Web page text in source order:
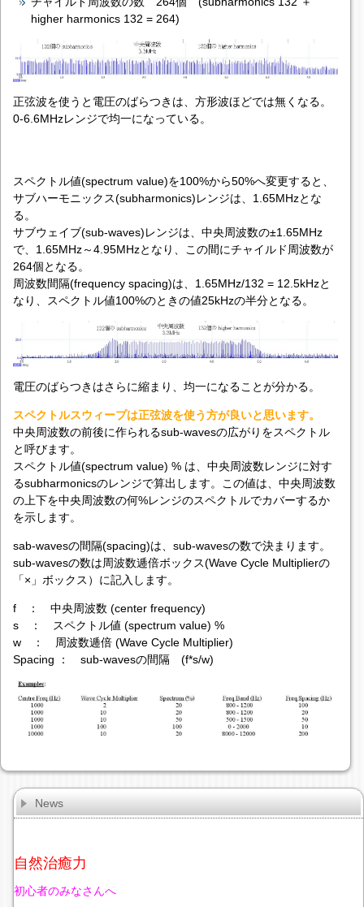
higher harmonics 132 = 264)
正弦波を使うと電圧のばらつきは、方形波ほどでは無くなる。
0-6.6MHzレンジで均一になっている。
スペクトル値(spectrum value)を100%から50%へ変更すると、
サブハーモニックス(subharmonics)レンジは、1.65MHzとな
る。
サブウェイブ(sub-waves)レンジは、中央周波数の±1.65MHz
で、1.65MHz～4.95MHzとなり、この間にチャイルド周波数が
264個となる。
周波数間隔(frequency spacing)は、1.65MHz/132 = 12.5kHzと
なり、スペクトル値100%のときの値25kHzの半分となる。
電圧のばらつきはさらに縮まり、均一になることが分かる。
スペクトルスウィープは正弦波を使う方が良いと思います。
中央周波数の前後に作られるsub-wavesの広がりをスペクトル
と呼びます。
スペクトル値(spectrum value) % は、中央周波数レンジに対す
るsubharmonicsのレンジで算出します。この値は、中央周波数
の上下を中央周波数の何%レンジのスペクトルでカバーするか
を示します。
sab-wavesの間隔(spacing)は、sub-wavesの数で決まります。
sub-wavesの数は周波数逓倍ボックス(Wave Cycle Multiplierの
「×」ボックス）に記入します。
f ： 中央周波数 (center frequency)
s ： スペクトル値 (spectrum value) %
w ： 周波数逓倍 (Wave Cycle Multiplier)
Spacing ： sub-wavesの間隔 (f*s/w)
News
自然治癒力
初心者のみなさんへ